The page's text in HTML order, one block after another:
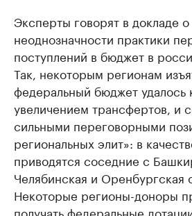
Эксперты говорят в докладе
неоднозначности практики
поступлений в бюджет в
Так, некоторым регионам
федеральный бюджет удалось
увеличением трансфертов, и
сильными переговорными
региональных элит»: в
приводятся соседние с
Челябинская и Оренбургская
Некоторые регионы-доноры
получать федеральные